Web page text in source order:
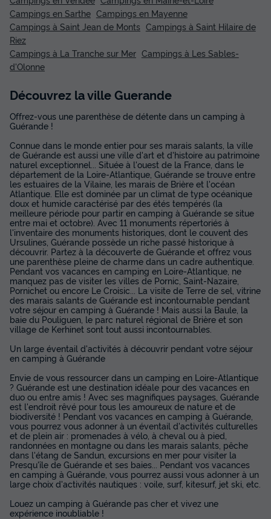
Campings en Sarthe Campings en Mayenne
Campings à Saint Jean de Monts Campings à Saint Hilaire de
Riez
Campings à La Tranche sur Mer Campings à Les Sables-
d'Olonne
Découvrez la ville Guerande
Offrez-vous une parenthèse de détente dans un camping à
Guérande !
Connue dans le monde entier pour ses marais salants, la ville
de Guérande est aussi une ville d'art et d'histoire au patrimoine
naturel exceptionnel... Située à l'ouest de la France, dans le
département de la Loire-Atlantique, Guérande se trouve entre
les estuaires de la Vilaine, les marais de Brière et l'océan
Atlantique. Elle est dominée par un climat de type océanique
doux et humide caractérisé par des étés tempérés (la
meilleure période pour partir en camping à Guérande se situe
entre mai et octobre). Avec 11 monuments répertoriés à
l'inventaire des monuments historiques, dont le couvent des
Ursulines, Guérande possède un riche passé historique à
découvrir. Partez à la découverte de Guérande et offrez vous
une parenthèse pleine de charme dans un cadre authentique.
Pendant vos vacances en camping en Loire-Atlantique, ne
manquez pas de visiter les villes de Pornic, Saint-Nazaire,
Pornichet ou encore Le Croisic... La visite de Terre de sel, vitrine
des marais salants de Guérande est incontournable pendant
votre séjour en camping à Guérande ! Mais aussi la Baule, la
baie du Pouliguen, le parc naturel régional de Brière et son
village de Kerhinet sont tout aussi incontournables.
Un large éventail d'activités à découvrir pendant votre séjour
en camping à Guérande
Envie de vous ressourcer dans un camping en Loire-Atlantique
? Guérande est une destination idéale pour des vacances en
duo ou entre amis ! Avec ses magnifiques paysages, Guérande
est l'endroit rêvé pour tous les amoureux de nature et de
biodiversité ! Pendant vos vacances en camping à Guérande,
vous pourrez vous adonner à un éventail d'activités culturelles
et de plein air : promenades à vélo, à cheval ou à pied,
randonnées en montagne ou dans les marais salants, pêche
dans l'étang de Sandun, excursions en mer pour visiter la
Presqu'île de Guérande et ses baies... Pendant vos vacances
en camping à Guérande, vous pourrez aussi vous adonner à un
large choix d'activités nautiques : voile, surf, kitesurf, jet ski, etc.
Louez un camping à Guérande pas cher et vivez une
expérience inoubliable !